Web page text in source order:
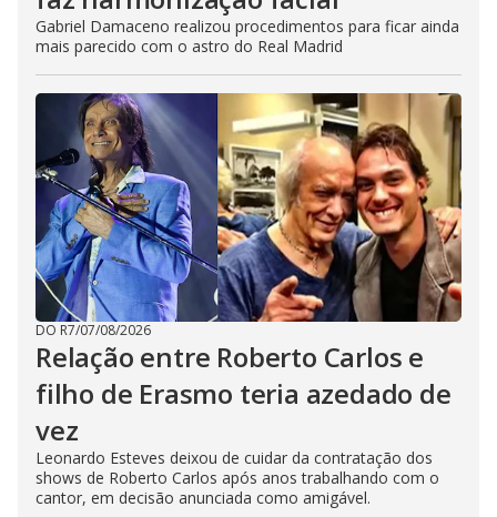
Gabriel Damaceno realizou procedimentos para ficar ainda
mais parecido com o astro do Real Madrid
DO R7/07/08/2026
Relação entre Roberto Carlos e
filho de Erasmo teria azedado de
vez
Leonardo Esteves deixou de cuidar da contratação dos
shows de Roberto Carlos após anos trabalhando com o
cantor, em decisão anunciada como amigável.